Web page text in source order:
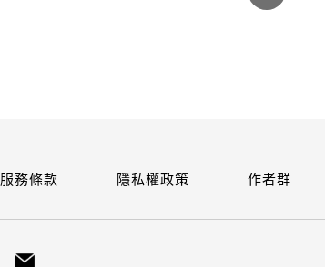
服務條款 隱私權政策 作者群